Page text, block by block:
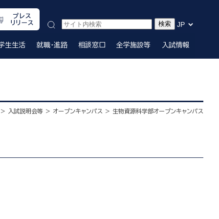
プレス
リリース
生生活 就職・進路 相談窓口 全学施設等 入試情報
入試説明会等 オープンキャンパス 生物資源科学部オープンキャンパス